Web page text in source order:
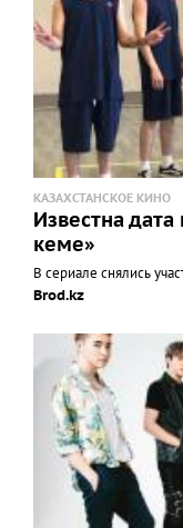
КАЗАХСТАНСКОЕ КИНО
Известна
кеме»
В сериале снялись
Brod.kz